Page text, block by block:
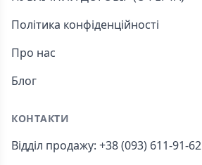
Політика конфіденційності
Про нас
Блог
КОНТАКТИ
Відділ продажу: +38 (093) 611-91-62